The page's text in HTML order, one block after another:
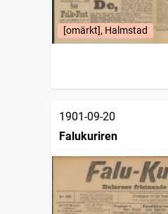
[omärkt], Halmstad
1901-09-20
Falukuriren